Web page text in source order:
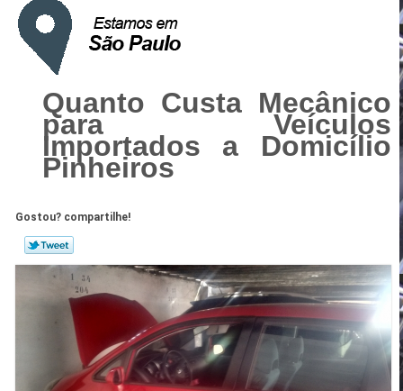
Quanto Custa Mecânico
para Veículos
Importados a Domicílio
Pinheiros
Gostou? compartilhe!